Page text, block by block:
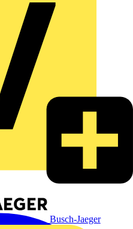
Busch-Jaeger